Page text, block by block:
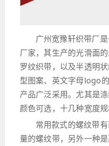
广州宽豫轩织带厂
厂家，其生产的光滑面
罗纹织带，以及半透明
型图案、英文字母logo
产品广泛采用。尤其是
颜色可选，十几种宽度规
常用款式的螺纹带
量的螺纹带，另外一种